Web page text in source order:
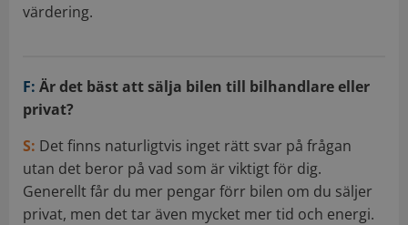
värdering.
F: Är det bäst att sälja bilen till bilhandlare eller
privat?
S: Det finns naturligtvis inget rätt svar på frågan
utan det beror på vad som är viktigt för dig.
Generellt får du mer pengar förr bilen om du säljer
privat, men det tar även mycket mer tid och energi.